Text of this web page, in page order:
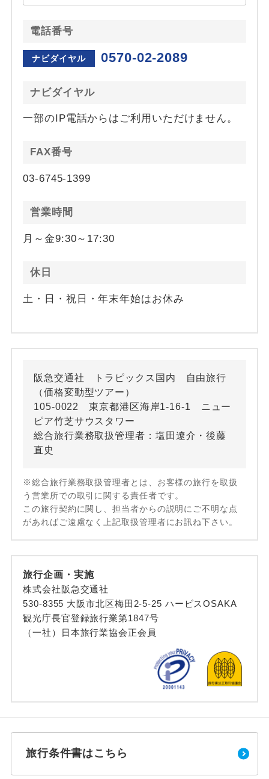
電話番号
ナビダイヤル 0570-02-2089
ナビダイヤル
一部のIP電話からはご利用いただけません。
FAX番号
03-6745-1399
営業時間
月～金9:30～17:30
休日
土・日・祝日・年末年始はお休み
阪急交通社 トラピックス国内 自由旅行
（価格変動型ツアー）
105-0022 東京都港区海岸1-16-1 ニュー
ピア竹芝サウスタワー
総合旅行業務取扱管理者：塩田遼介・後藤
直史
※総合旅行業務取扱管理者とは、お客様の旅行を取扱
う営業所での取引に関する責任者です。
この旅行契約に関し、担当者からの説明にご不明な点
があればご遠慮なく上記取扱管理者にお訊ね下さい。
旅行企画・実施
株式会社阪急交通社
530-8355 大阪市北区梅田2-5-25 ハービスOSAKA
観光庁長官登録旅行業第1847号
（一社）日本旅行業協会正会員
旅行条件書はこちら